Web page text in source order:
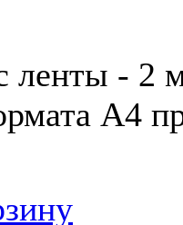
ленты - 2
A4